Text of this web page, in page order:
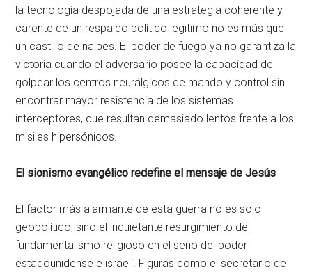
la tecnología despojada de una estrategia coherente y
carente de un respaldo político legitimo no es más que
un castillo de naipes. El poder de fuego ya no garantiza la
victoria cuando el adversario posee la capacidad de
golpear los centros neurálgicos de mando y control sin
encontrar mayor resistencia de los sistemas
interceptores, que resultan demasiado lentos frente a los
misiles hipersónicos.
El sionismo evangélico redefine el mensaje de Jesús
El factor más alarmante de esta guerra no es solo
geopolítico, sino el inquietante resurgimiento del
fundamentalismo religioso en el seno del poder
estadounidense e israelí. Figuras como el secretario de